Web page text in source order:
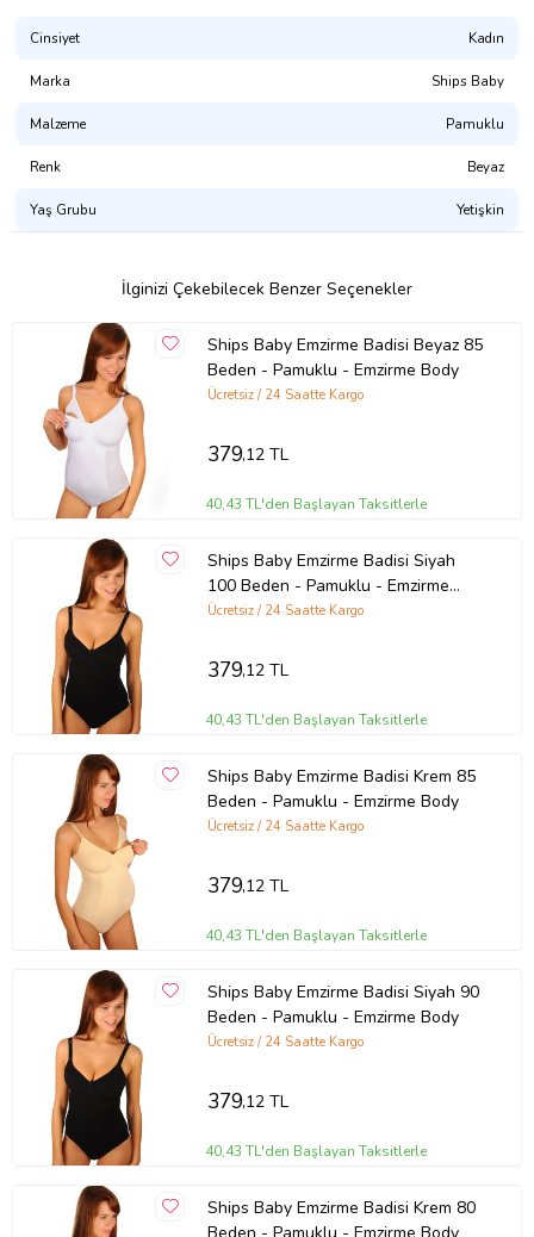
GİYİMÜRÜNLERİMİZDE İADE VE DEĞİŞİM YAPILMAMAKTADIR. Bu
uygulamanın amacı müşterilerimize sağlıklı vehijyenik ürünler
sunabilmektir.
Ürün Kodu:
Cinsiyet Kadın
Marka Ships Baby
Malzeme Pamuklu
Renk Beyaz
Yaş Grubu Yetişkin
İlginizi Çekebilecek Benzer Seçenekler
Ships Baby Emzirme Badisi Beyaz 85
Beden - Pamuklu - Emzirme Body
Ücretsiz / 24 Saatte Kargo
379,12 TL
40,43 TL'den Başlayan Taksitlerle
Ships Baby Emzirme Badisi Siyah
100 Beden - Pamuklu - Emzirme
Body
Ücretsiz / 24 Saatte Kargo
379,12 TL
40,43 TL'den Başlayan Taksitlerle
Ships Baby Emzirme Badisi Krem 85
Beden - Pamuklu - Emzirme Body
Ücretsiz / 24 Saatte Kargo
379,12 TL
40,43 TL'den Başlayan Taksitlerle
Ships Baby Emzirme Badisi Siyah 90
Beden - Pamuklu - Emzirme Body
Ücretsiz / 24 Saatte Kargo
379,12 TL
40,43 TL'den Başlayan Taksitlerle
Ships Baby Emzirme Badisi Krem 80